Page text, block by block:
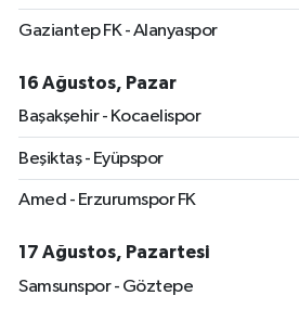
Gaziantep FK - Alanyaspor
16 Ağustos, Pazar
Başakşehir - Kocaelispor
Beşiktaş - Eyüpspor
Amed - Erzurumspor FK
17 Ağustos, Pazartesi
Samsunspor - Göztepe